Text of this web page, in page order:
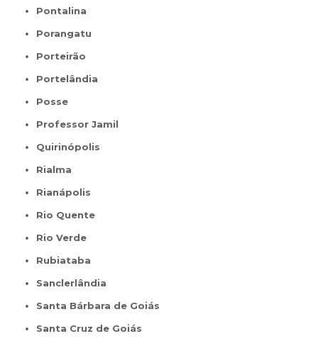
Pontalina
Porangatu
Porteirão
Portelândia
Posse
Professor Jamil
Quirinópolis
Rialma
Rianápolis
Rio Quente
Rio Verde
Rubiataba
Sanclerlândia
Santa Bárbara de Goiás
Santa Cruz de Goiás